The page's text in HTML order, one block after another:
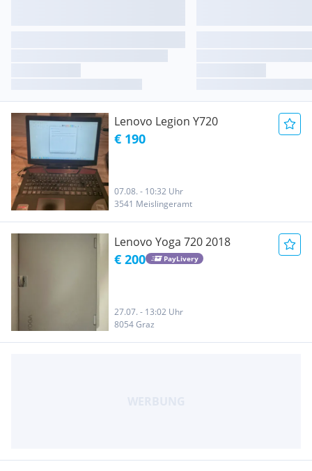
Lenovo Legion Y720
€ 190
07.08. - 10:32 Uhr
3541 Meislingeramt
Lenovo Yoga 720 2018
€ 200 PayLivery
27.07. - 13:02 Uhr
8054 Graz